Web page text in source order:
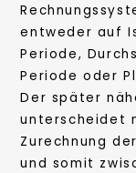
entweder auf
Periode,
Periode oder
Der später
unterscheidet
Zurechnung
und somit